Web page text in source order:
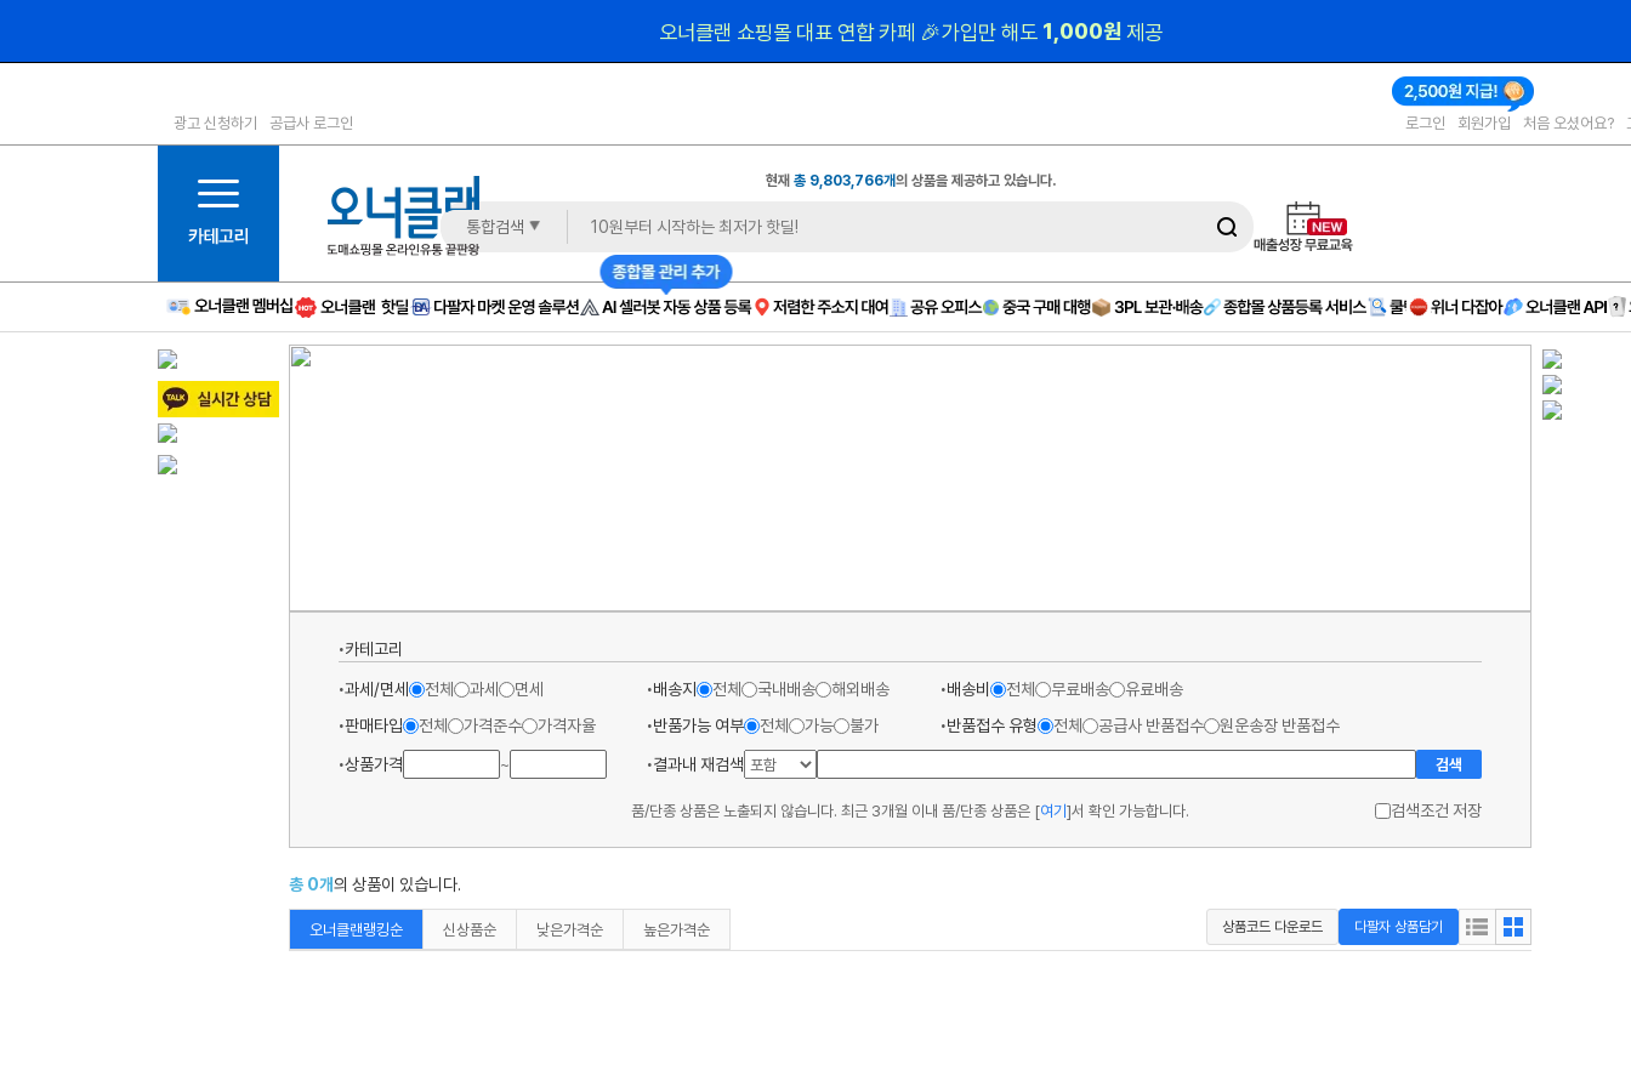
1등급
6등급
11등급
12등급
15등급
16등급
17등급
신규
주의
BAD
오너클랜 쇼핑몰 대표 연합 카페 🎉가입만 해도 1,000원 제공
광고 신청하기 공급사 로그인 로그인 회원가입 처음 오셨어요?
현재총 9,803,766개의 상품을 제공하고 있습니다.
통합검색
카테고리
과세/면세
전체 과세 면세 배송지 전체 국내배송 해외배송 배송비 전체 무료배송
유료배송
판매타입
전체 가격준수 가격자율 반품가능 여부 전체 가능 불가 반품접수 유형 전체 공급사 반품접수
원운송장 반품접수
상품가격
~ 결과내 재검색 검색
품/단종 상품은 노출되지 않습니다. 최근 3개월 이내 품/단종 상품은 [여기]서 확인 가능합니다. 검색조건 저장
총 0개의 상품이 있습니다.
오너클랜랭킹순 신상품순 낮은가격순 높은가격순